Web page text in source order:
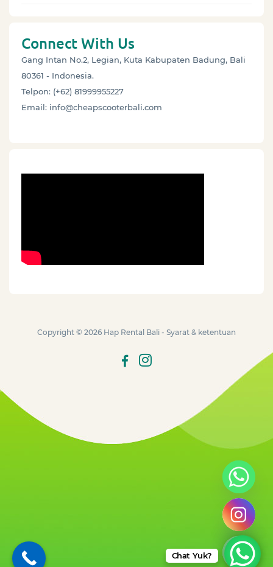
Connect With Us
Gang Intan No.2, Legian, Kuta Kabupaten Badung, Bali
80361 - Indonesia.
Telpon: (+62) 81999955227
Email: info@cheapscooterbali.com
Copyright © 2026 Hap Rental Bali - Syarat & ketentuan
Chat Yuk?
Hide chaty